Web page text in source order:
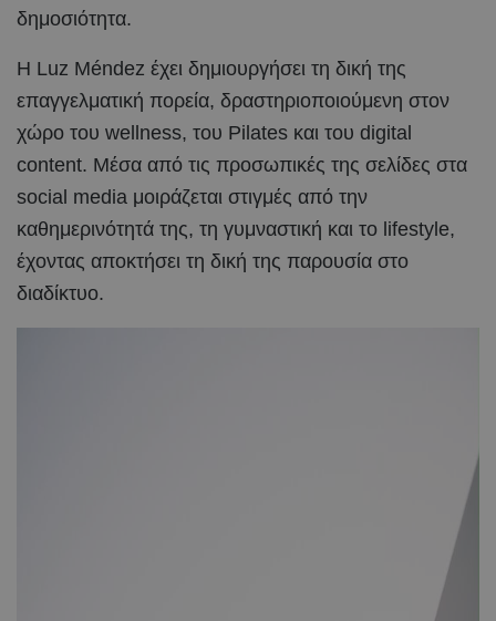
δημοσιότητα.
Η Luz Méndez έχει δημιουργήσει τη δική της
επαγγελματική πορεία, δραστηριοποιούμενη στον
χώρο του wellness, του Pilates και του digital
content. Μέσα από τις προσωπικές της σελίδες στα
social media μοιράζεται στιγμές από την
καθημερινότητά της, τη γυμναστική και το lifestyle,
έχοντας αποκτήσει τη δική της παρουσία στο
διαδίκτυο.